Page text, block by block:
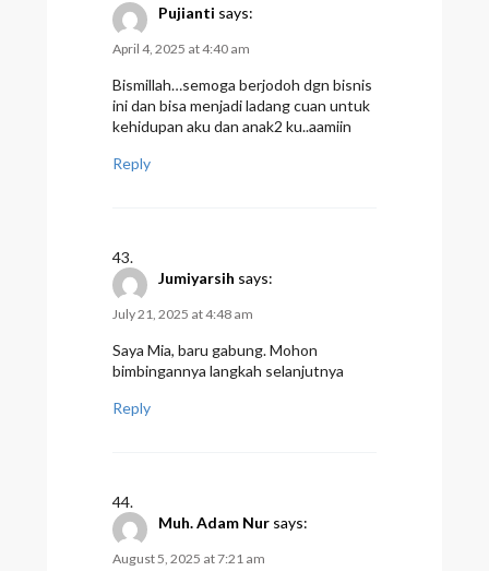
Pujianti says:
April 4, 2025 at 4:40 am
Bismillah…semoga berjodoh dgn bisnis
ini dan bisa menjadi ladang cuan untuk
kehidupan aku dan anak2 ku..aamiin
Reply
Jumiyarsih says:
July 21, 2025 at 4:48 am
Saya Mia, baru gabung. Mohon
bimbingannya langkah selanjutnya
Reply
Muh. Adam Nur says:
August 5, 2025 at 7:21 am